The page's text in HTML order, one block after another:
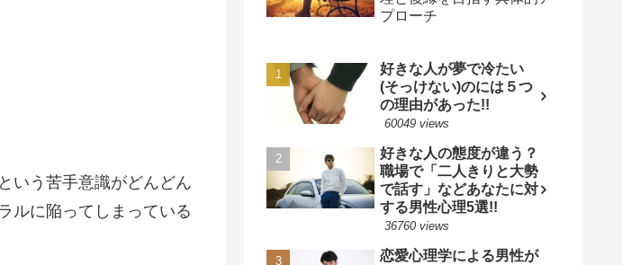
いう苦手意識がどんどん
ルに陥ってしまっている
プローチ
好きな人が夢で冷たい
(そっけない)のには５つ
の理由があった!!
60049 views
好きな人の態度が違う？
職場で「二人きりと大勢
で話す」などあなたに対
する男性心理5選!!
36760 views
恋愛心理学による男性が